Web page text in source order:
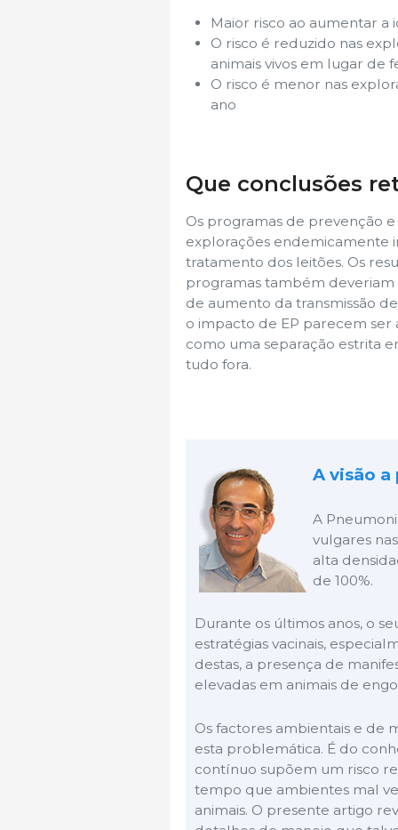
Maior risco ao aumentar a
O risco é reduzido nas
animais vivos em lugar de
O risco é menor nas
ano
Que conclusões
Os programas de prevenção
explorações endemicamente
tratamento dos leitões. Os
programas também
de aumento da transmissão
o impacto de EP parecem ser
como uma separação estrita
tudo fora.
A visão
A
vulgares
alta
de 100%.
Durante os últimos anos, o
estratégias vacinais,
destas, a presença de
elevadas em animais de
Os factores ambientais e de
esta problemática. É do
contínuo supõem um risco
tempo que ambientes mal
animais. O presente artigo